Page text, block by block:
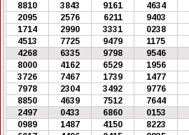
8810
3843 9161 4634
2095
2576 6211 9403
1714
2990 3331 0238
4513
7725 9479 1175
4268
6335 9798 9546
8000
4162 6529 1956
3726
7467 1739 1477
7978
2304 3492 9776
8850
4639 7512 7644
2497
0433 6860 0153
0989
1487 4150 8223